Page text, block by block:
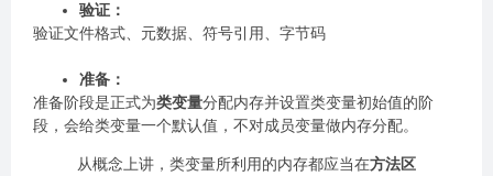
验证：
验证文件格式、元数据、符号引用、字节码
准备：
准备阶段是正式为类变量分配内存并设置类变量初始值的阶
段，会给类变量一个默认值，不对成员变量做内存分配。
从概念上讲，类变量所利用的内存都应当在方法区